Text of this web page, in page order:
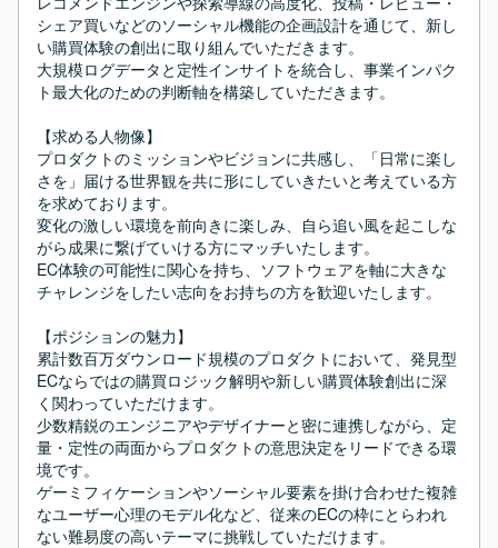
シェア買いなどのソーシャル機能の企画設計を通じて、新し
い購買体験の創出に取り組んでいただきます。
大規模ログデータと定性インサイトを統合し、事業インパク
ト最大化のための判断軸を構築していただきます。
【求める人物像】
プロダクトのミッションやビジョンに共感し、「日常に楽し
さを」届ける世界観を共に形にしていきたいと考えている方
を求めております。
変化の激しい環境を前向きに楽しみ、自ら追い風を起こしな
がら成果に繋げていける方にマッチいたします。
EC体験の可能性に関心を持ち、ソフトウェアを軸に大きな
チャレンジをしたい志向をお持ちの方を歓迎いたします。
【ポジションの魅力】
累計数百万ダウンロード規模のプロダクトにおいて、発見型
ECならではの購買ロジック解明や新しい購買体験創出に深
く関わっていただけます。
少数精鋭のエンジニアやデザイナーと密に連携しながら、定
量・定性の両面からプロダクトの意思決定をリードできる環
境です。
ゲーミフィケーションやソーシャル要素を掛け合わせた複雑
なユーザー心理のモデル化など、従来のECの枠にとらわれ
ない難易度の高いテーマに挑戦していただけます。